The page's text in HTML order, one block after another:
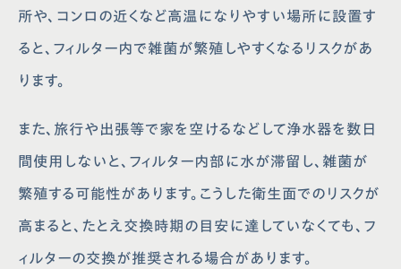
所や、コンロの近くなど高温になりやすい場所に設置す
ると、フィルター内で雑菌が繁殖しやすくなるリスクがあ
ります。
また、旅行や出張等で家を空けるなどして浄水器を数日
間使用しないと、フィルター内部に水が滞留し、雑菌が
繁殖する可能性があります。こうした衛生面でのリスクが
高まると、たとえ交換時期の目安に達していなくても、フ
ィルターの交換が推奨される場合があります。